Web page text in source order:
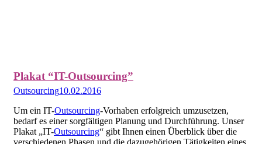
Plakat “IT-Outsourcing”
Outsourcing10.02.2016
Um ein IT-Outsourcing-Vorhaben erfolgreich umzusetzen,
bedarf es einer sorgfältigen Planung und Durchführung. Unser
Plakat „IT-Outsourcing“ gibt Ihnen einen Überblick über die
verschiedenen Phasen und die dazugehörigen Tätigkeiten eines